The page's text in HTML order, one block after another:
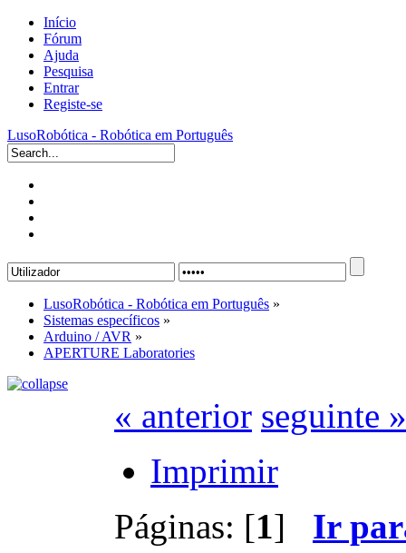
Início
Fórum
Ajuda
Pesquisa
Entrar
Registe-se
LusoRobótica - Robótica em Português
LusoRobótica - Robótica em Português »
Sistemas específicos »
Arduino / AVR »
APERTURE Laboratories
« anterior seguinte »
Imprimir
Páginas: [1] Ir